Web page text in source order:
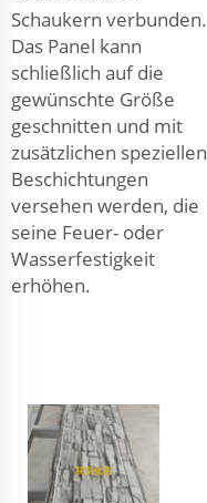
Schaukern verbunden.
Das Panel kann
schließlich auf die
gewünschte Größe
geschnitten und mit
zusätzlichen speziellen
Beschichtungen
versehen werden, die
seine Feuer- oder
Wasserfestigkeit
erhöhen.